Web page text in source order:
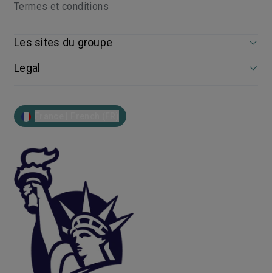
Termes et conditions
Les sites du groupe
Legal